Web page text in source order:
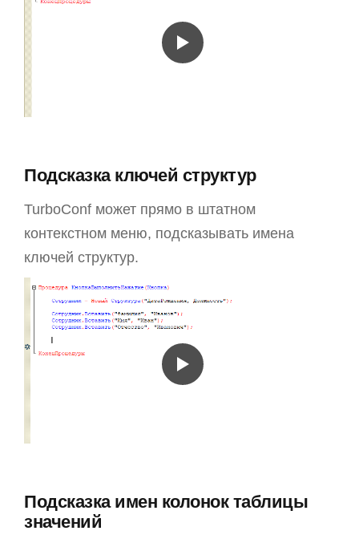
Подсказка ключей структур
TurboConf может прямо в штатном
контекстном меню, подсказывать имена
ключей структур.
Подсказка имен колонок таблицы
значений